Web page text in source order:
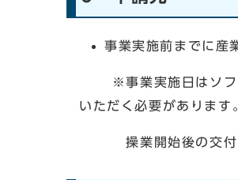
事業実施前までに産
※事業実施日はソフト
いただく必要があります
操業開始後の交付申